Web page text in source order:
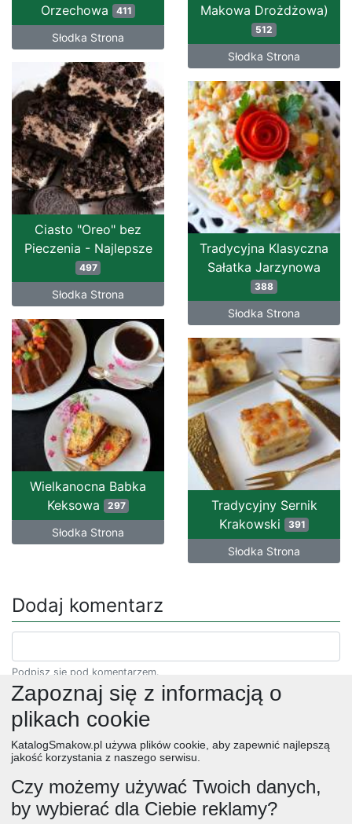
Makowa Drożdżowa)
512
Słodka Strona
Orzechowa
411
Słodka Strona
Ciasto "Oreo" bez
Pieczenia - Najlepsze
497
Słodka Strona
Tradycyjna Klasyczna
Sałatka Jarzynowa
388
Słodka Strona
Wielkanocna Babka
Keksowa
297
Słodka Strona
Tradycyjny Sernik
Krakowski
391
Słodka Strona
Dodaj komentarz
Podpisz się pod komentarzem.
Zapoznaj się z informacją o
plikach cookie
KatalogSmakow.pl używa plików cookie, aby zapewnić najlepszą
jakość korzystania z naszego serwisu.
Czy możemy używać Twoich danych,
by wybierać dla Ciebie reklamy?